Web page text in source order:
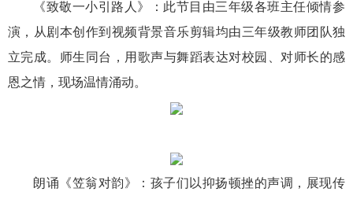
《致敬一小引路人》：此节目由三年级各班主任倾情参
演，从剧本创作到视频背景音乐剪辑均由三年级教师团队独
立完成。师生同台，用歌声与舞蹈表达对校园、对师长的感
恩之情，现场温情涌动。
朗诵《笠翁对韵》：孩子们以抑扬顿挫的声调，展现传